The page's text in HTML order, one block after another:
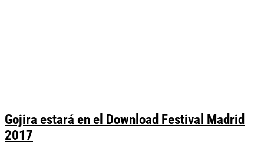
Gojira estará en el Download Festival Madrid
2017